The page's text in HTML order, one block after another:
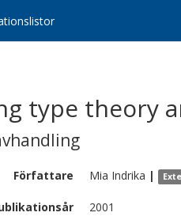
type theory
Författare Mia Indrika |
2001